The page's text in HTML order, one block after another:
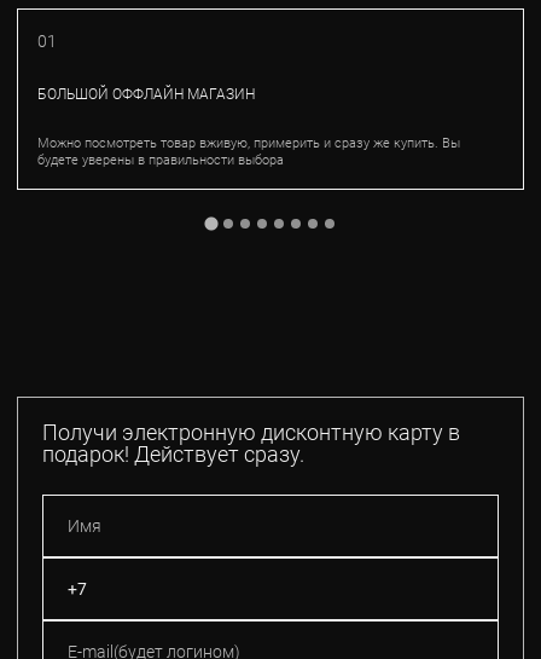
01
БОЛЬШОЙ ОФФЛАЙН МАГАЗИН
Можно посмотреть товар вживую, примерить и сразу же купить. Вы
будете уверены в правильности выбора
Получи электронную дисконтную карту в
подарок! Действует сразу.